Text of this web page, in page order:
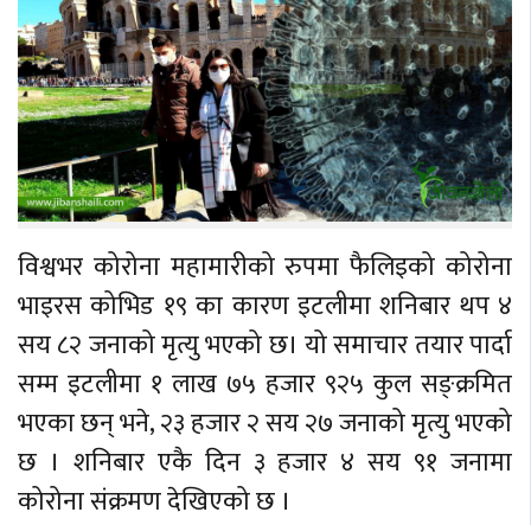
विश्वभर कोरोना महामारीको रुपमा फैलिइको कोरोना
भाइरस कोभिड १९ का कारण इटलीमा शनिबार थप ४
सय ८२ जनाको मृत्यु भएको छ। यो समाचार तयार पार्दा
सम्म इटलीमा १ लाख ७५ हजार ९२५ कुल सङ्क्रमित
भएका छन् भने, २३ हजार २ सय २७ जनाको मृत्यु भएको
छ । शनिबार एकै दिन ३ हजार ४ सय ९१ जनामा
कोरोना संक्रमण देखिएको छ ।